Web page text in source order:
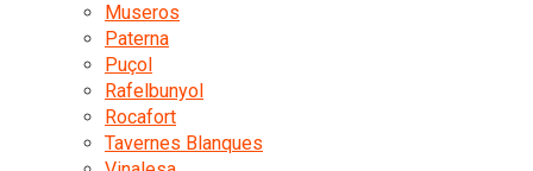
Museros
Paterna
Puçol
Rafelbunyol
Rocafort
Tavernes Blanques